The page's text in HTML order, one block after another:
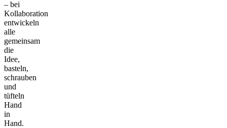
– bei
Kollaboration
entwickeln
alle
gemeinsam
die
Idee,
basteln,
schrauben
und
tüfteln
Hand
in
Hand.